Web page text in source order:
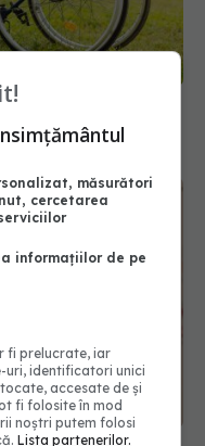
de încadrare
avea portofel
Sănătatea Mea" și
măsurători
cercetarea
informațiilor de pe
fi prelucrate, iar
uri, identificatori unici
accesate de și
fi folosite în mod
noștri putem folosi
Lista partenerilor.